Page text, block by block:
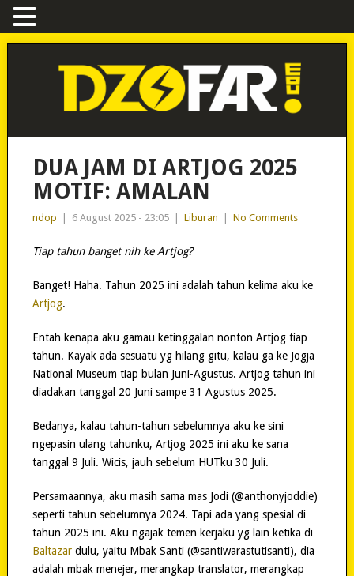
DUA JAM DI ARTJOG 2025
MOTIF: AMALAN
ndop 6 August 2025 - 23:05 Liburan No Comments
Tiap tahun banget nih ke Artjog?
Banget! Haha. Tahun 2025 ini adalah tahun kelima aku ke
Artjog.
Entah kenapa aku gamau ketinggalan nonton Artjog tiap
tahun. Kayak ada sesuatu yg hilang gitu, kalau ga ke Jogja
National Museum tiap bulan Juni-Agustus. Artjog tahun ini
diadakan tanggal 20 Juni sampe 31 Agustus 2025.
Bedanya, kalau tahun-tahun sebelumnya aku ke sini
ngepasin ulang tahunku, Artjog 2025 ini aku ke sana
tanggal 9 Juli. Wicis, jauh sebelum HUTku 30 Juli.
Persamaannya, aku masih sama mas Jodi (@anthonyjoddie)
seperti tahun sebelumnya 2024. Tapi ada yang spesial di
tahun 2025 ini. Aku ngajak temen kerjaku yg lain ketika di
Baltazardulu, yaitu Mbak Santi (@santiwarastutisanti), dia
adalah mbak menejer, merangkap translator, merangkap